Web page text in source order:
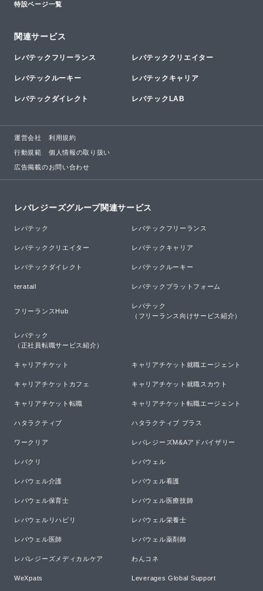
特設ページ一覧
関連サービス
レバテックフリーランス レバテッククリエイター
レバテックルーキー レバテックキャリア
レバテックダイレクト レバテックLAB
運営会社 利用規約
行動規範 個人情報の取り扱い
広告掲載のお問い合わせ
レバレジーズグループ関連サービス
レバテック レバテックフリーランス
レバテッククリエイター レバテックキャリア
レバテックダイレクト レバテックルーキー
teratail レバテックプラットフォーム
フリーランスHub
レバテック
（フリーランス向けサービス紹介）
レバテック
（正社員転職サービス紹介）
キャリアチケット キャリアチケット就職エージェント
キャリアチケットカフェ キャリアチケット就職スカウト
キャリアチケット転職 キャリアチケット転職エージェント
ハタラクティブ ハタラクティブ プラス
ワークリア レバレジーズM&Aアドバイザリー
レバクリ レバウェル
レバウェル介護 レバウェル看護
レバウェル保育士 レバウェル医療技師
レバウェルリハビリ レバウェル栄養士
レバウェル医師 レバウェル薬剤師
レバレジーズメディカルケア わんコネ
WeXpats Leverages Global Support